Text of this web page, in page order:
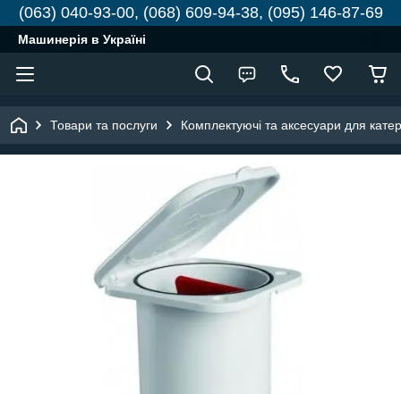
(063) 040-93-00, (068) 609-94-38, (095) 146-87-69
Машинерія в Україні
Товари та послуги Комплектуючі та аксесуари для